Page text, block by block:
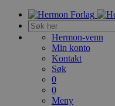
Hermon-venn
Min konto
Kontakt
Søk
0
0
Meny